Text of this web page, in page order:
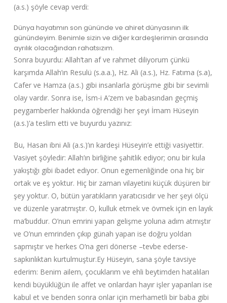
(a.s.) şöyle cevap verdi:
Dünya hayatımın son gününde ve ahiret dünyasının ilk
günündeyim. Benimle sizin ve diğer kardeşlerimin arasında
ayrılık olacağından rahatsızım.
Sonra buyurdu: Allah’tan af ve rahmet diliyorum çünkü
karşımda Allah’ın Resulü (s.a.a.), Hz. Ali (a.s.), Hz. Fatıma (s.a),
Cafer ve Hamza (a.s.) gibi insanlarla görüşme gibi bir sevimli
olay vardır. Sonra ise, İsm-i A’zem ve babasından geçmiş
peygamberler hakkında öğrendiği her şeyi İmam Hüseyin
(a.s.)’a teslim etti ve buyurdu yazınız:
Bu, Hasan ibni Ali (a.s.)’ın kardeşi Hüseyin’e ettiği vasiyettir.
Vasiyet şöyledir: Allah’ın birliğine şahitlik ediyor; onu bir kula
yakıştığı gibi ibadet ediyor. Onun egemenliğinde ona hiç bir
ortak ve eş yoktur. Hiç bir zaman vilayetini küçük düşüren bir
şey yoktur. O, bütün yaratıkların yaratıcısıdır ve her şeyi ölçü
ve düzenle yaratmıştır. O, kulluk etmek ve övmek için en layık
ma’buddur. O’nun emrini yapan gelişme yoluna adım atmıştır
ve O’nun emrinden çıkıp günah yapan ise doğru yoldan
sapmıştır ve herkes O’na geri dönerse –tevbe ederse-
sapkınlıktan kurtulmuştur.Ey Hüseyin, sana şöyle tavsiye
ederim: Benim ailem, çocuklarım ve ehli beytimden hatalıları
kendi büyüklüğün ile affet ve onlardan hayır işler yapanları ise
kabul et ve benden sonra onlar için merhametli bir baba gibi